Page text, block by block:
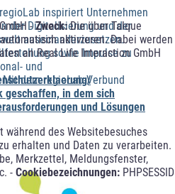
-Zweck:Die über Talque
aktivieren. Dabei werden
an Real Life Interaction GmbH
während des Websitebesuches
erhalten und Daten zu verarbeiten.
Merkzettel, Meldungsfenster,
- Cookiebezeichnungen: PHPSESSID
inspiriert Unternehmen
der Digitalisierung und der
auseinanderzusetzen.
sowie Impulse zu
und
dem regioLab-Verbund
geschaffen, in dem sich
und Lösungen